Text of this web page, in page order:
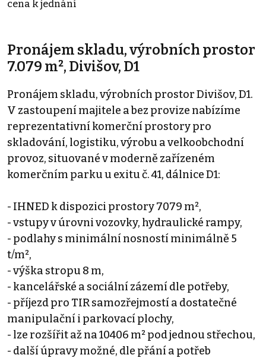
cena k jednání
Pronájem skladu, výrobních prostor
7.079 m², Divišov, D1
Pronájem skladu, výrobních prostor Divišov, D1.
V zastoupení majitele a bez provize nabízíme
reprezentativní komerční prostory pro
skladování, logistiku, výrobu a velkoobchodní
provoz, situované v moderně zařízeném
komerčním parku u exitu č. 41, dálnice D1:
- IHNED k dispozici prostory 7079 m²,
- vstupy v úrovni vozovky, hydraulické rampy,
- podlahy s minimální nosností minimálně 5
t/m²,
- výška stropu 8 m,
- kancelářské a sociální zázemí dle potřeby,
- příjezd pro TIR samozřejmostí a dostatečné
manipulační i parkovací plochy,
- lze rozšířit až na 10406 m² pod jednou střechou,
- další úpravy možné, dle přání a potřeb